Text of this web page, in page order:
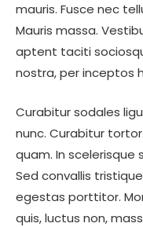
mauris. Fusce nec
Mauris massa.
aptent taciti
nostra, per inceptos
Curabitur sodales
nunc. Curabitur
quam. In
Sed convallis
egestas porttitor.
quis, luctus non,